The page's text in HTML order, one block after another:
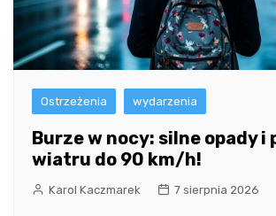
Ostrzeżenia wydarzenia
Burze w nocy: silne opady i
wiatru do 90 km/h!
Karol Kaczmarek 7 sierpnia 2026